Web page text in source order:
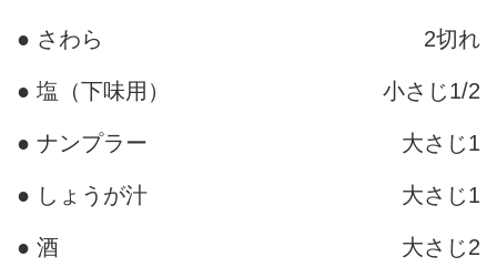
● さわら 2切れ
● 塩（下味用） 小さじ1/2
● ナンプラー 大さじ1
● しょうが汁 大さじ1
● 酒 大さじ2